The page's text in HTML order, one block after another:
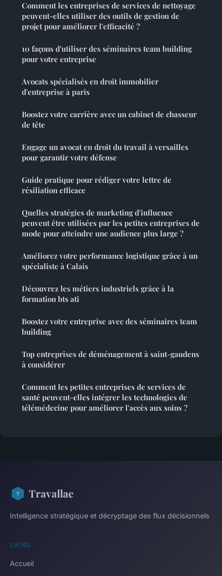
Comment les entreprises de services de nettoyage
peuvent-elles utiliser des outils de gestion de
projet pour améliorer l'efficacité ?
10 façons d'utiliser des séminaires team building
pour votre entreprise
Avocats spécialisés en droit immobilier
d'entreprise à paris
Boostez votre carrière avec un cabinet de chasseur
de tête
Engage un avocat en droit du travail à versailles
pour garantir votre défense
Guide pratique pour rédiger votre lettre de
résiliation efficace
Quelles stratégies de marketing d'influence
peuvent être utilisées par les petites entreprises de
mode pour atteindre une audience plus large ?
Améliorez votre performance logistique grâce à un
spécialiste à Calais
Découvrez les métiers industriels grâce à la
formation bts ati
Boostez votre entreprise avec des séminaires team
building
Top entreprises de déménagement à saint-gaudens
à considérer
Comment les petites entreprises de services de
santé peuvent-elles intégrer les technologies de
télémédecine pour améliorer l'accès aux soins ?
Travallae
Intelligence stratégique et décryptage des flux décisionnels
LIENS
Accueil